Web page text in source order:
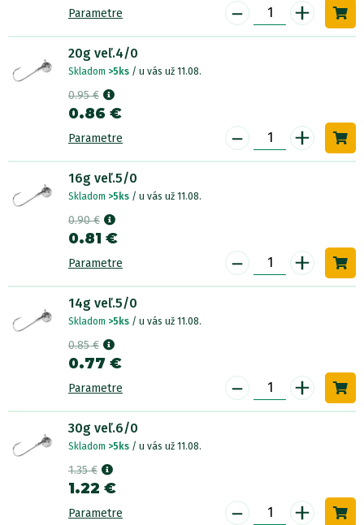
Parametre - +
20g veľ.4/0
Skladom >5ks / u vás už 11.08.
0.95 €
0.86 €
Parametre - +
16g veľ.5/0
Skladom >5ks / u vás už 11.08.
0.90 €
0.81 €
Parametre - +
14g veľ.5/0
Skladom >5ks / u vás už 11.08.
0.85 €
0.77 €
Parametre - +
30g veľ.6/0
Skladom >5ks / u vás už 11.08.
1.35 €
1.22 €
Parametre - +